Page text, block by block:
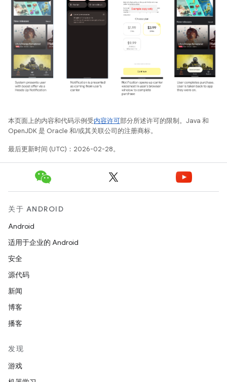
本页面上的内容和代码示例受内容许可部分所述许可的限制。Java 和
OpenJDK 是 Oracle 和/或其关联公司的注册商标。
最后更新时间 (UTC)：2026-02-28。
关于 ANDROID
Android
适用于企业的 Android
安全
源代码
新闻
博客
播客
发现
游戏